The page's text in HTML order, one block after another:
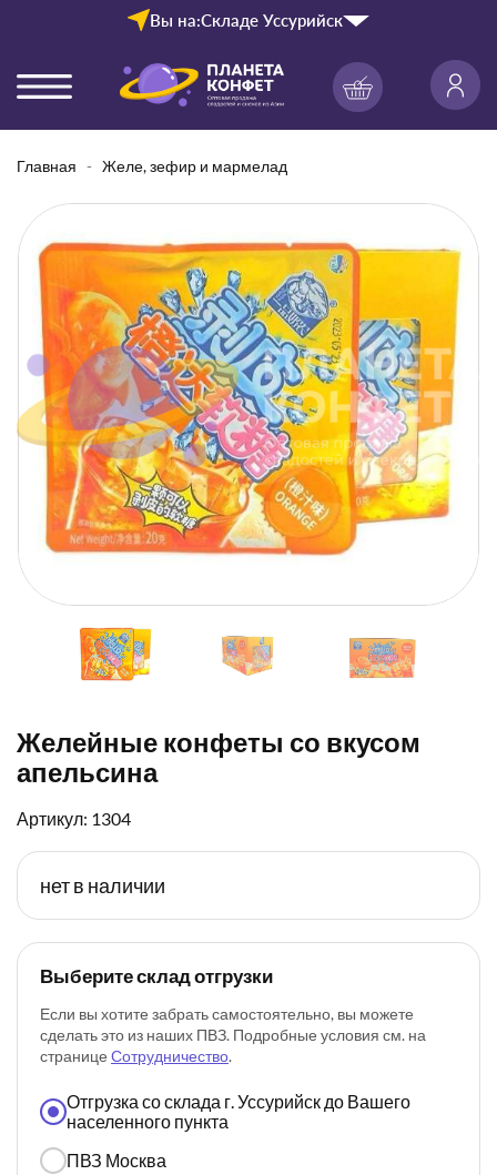
Вы на:Складе Уссурийск
Главная Желе, зефир и мармелад
Желейные конфеты со вкусом
апельсина
Артикул: 1304
нет в наличии
Выберите склад отгрузки
Если вы хотите забрать самостоятельно, вы можете
сделать это из наших ПВЗ. Подробные условия см. на
странице Сотрудничество.
Отгрузка со склада г. Уссурийск до Вашего
населенного пункта
ПВЗ Москва